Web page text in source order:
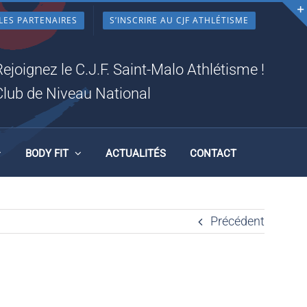
LES PARTENAIRES S’INSCRIRE AU CJF ATHLÉTISME
le C.J.F. Saint-Malo Athlétisme !
de Niveau National
BODY FIT ACTUALITÉS CONTACT
Précédent